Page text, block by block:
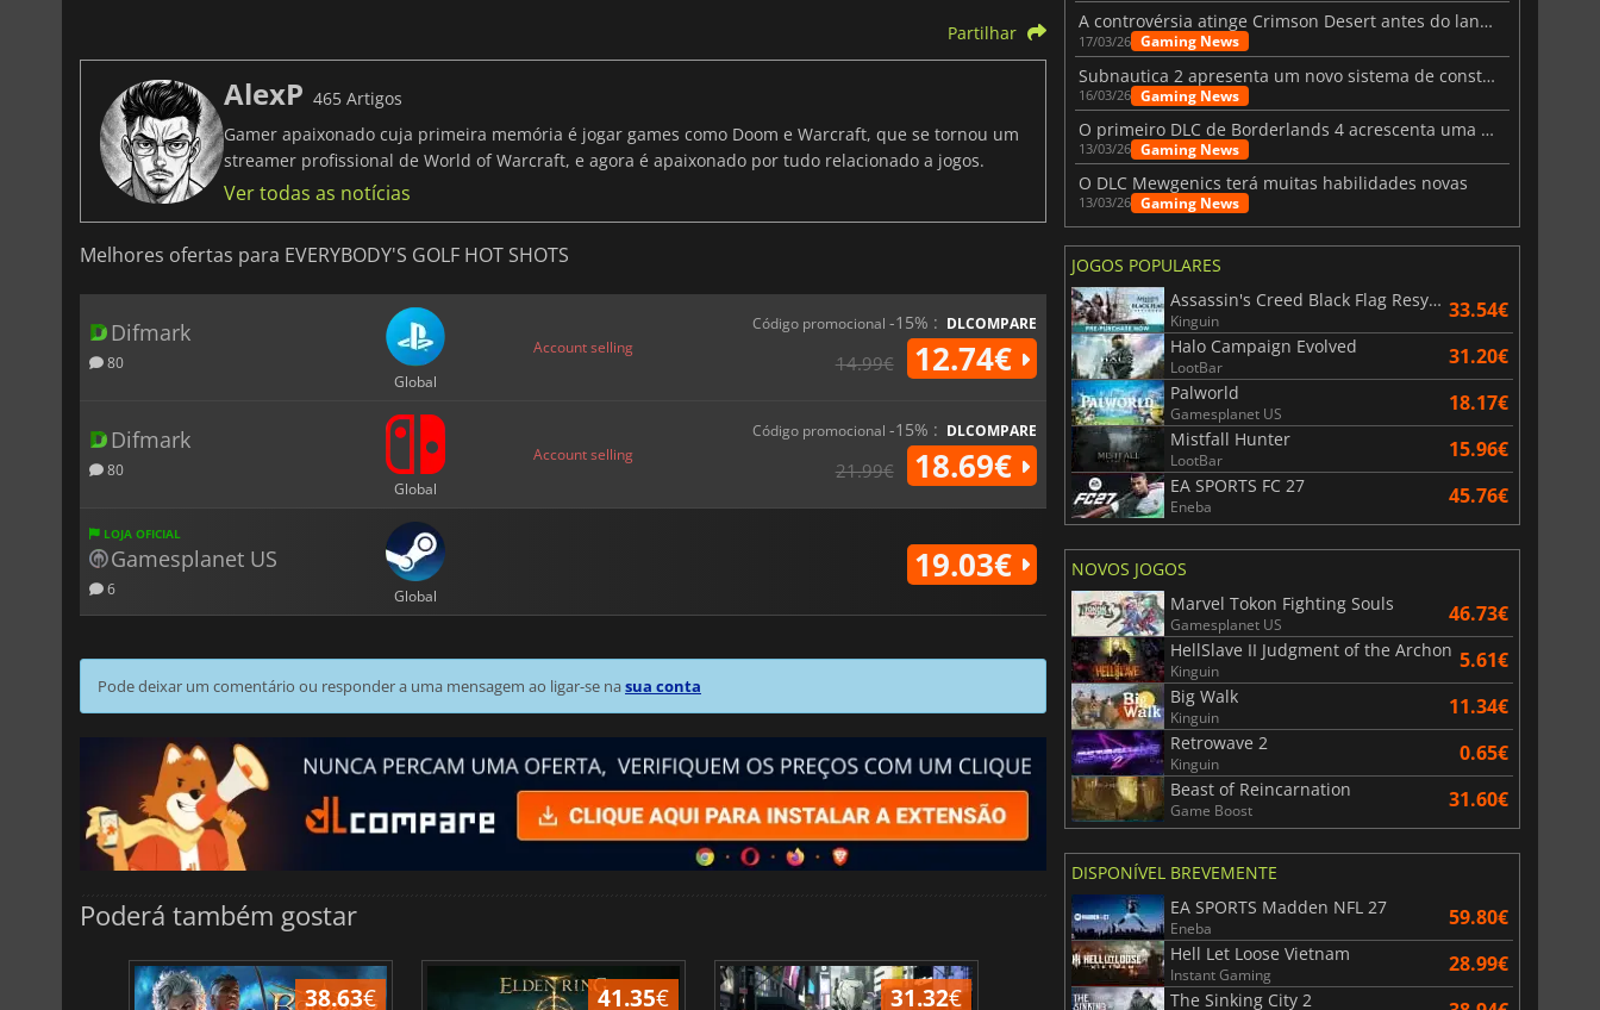
Partilhar
AlexP 465 Artigos
Gamer apaixonado cuja primeira memória é jogar games como Doom e Warcraft, que se tornou um
streamer profissional de World of Warcraft, e agora é apaixonado por tudo relacionado a jogos.
Ver todas as notícias
Melhores ofertas para EVERYBODY'S GOLF HOT SHOTS
Difmark
80
Global
Account selling
Código promocional -15% : DLCOMPARE
14.99€ 12.74€
Difmark
80
Global
Account selling
Código promocional -15% : DLCOMPARE
21.99€ 18.69€
LOJA OFICIAL
Gamesplanet US
6 Global
19.03€
Pode deixar um comentário ou responder a uma mensagem ao ligar-se nasua conta
Poderá também gostar
38.63€ 41.35€ 31.32€ 6.75€ 15.48
A controvérsia atinge Crimson Desert antes do lançamento
17/03/26 Gaming News
Subnautica 2 apresenta um novo sistema de construção de bases
16/03/26 Gaming News
O primeiro DLC de Borderlands 4 acrescenta uma nova personagem e muito mais
13/03/26 Gaming News
O DLC Mewgenics terá muitas habilidades novas
13/03/26 Gaming News
JOGOS POPULARES
Assassin's Creed Black Flag Resynced
Kinguin 33.54€
Halo Campaign Evolved
LootBar 31.20€
Palworld
Gamesplanet US 18.17€
Mistfall Hunter
LootBar 15.96€
EA SPORTS FC 27
Eneba 45.76€
NOVOS JOGOS
Marvel Tokon Fighting Souls
Gamesplanet US 46.73€
HellSlave II Judgment of the Archon
Kinguin 5.61€
Big Walk
Kinguin 11.34€
Retrowave 2
Kinguin 0.65€
Beast of Reincarnation
Game Boost 31.60€
DISPONÍVEL BREVEMENTE
EA SPORTS Madden NFL 27
Eneba 59.80€
Hell Let Loose Vietnam
Instant Gaming 28.99€
The Sinking City 2